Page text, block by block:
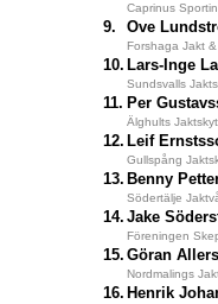
Caprinus
9. Ove
Forshaga Jakt
10. Lars-Inge
Sundsvalls
11. Per
Älghults
12. Leif
Gullspång
13. Benny
Södertälje
14. Jake
Föreningen
15. Göran
Nordmalings
16. Henrik